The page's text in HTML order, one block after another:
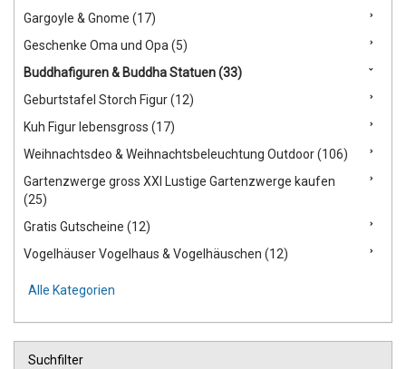
Gargoyle & Gnome (17)
Geschenke Oma und Opa (5)
Buddhafiguren & Buddha Statuen (33)
Geburtstafel Storch Figur (12)
Kuh Figur lebensgross (17)
Weihnachtsdeo & Weihnachtsbeleuchtung Outdoor (106)
Gartenzwerge gross XXl Lustige Gartenzwerge kaufen
(25)
Gratis Gutscheine (12)
Vogelhäuser Vogelhaus & Vogelhäuschen (12)
Alle Kategorien
Suchfilter